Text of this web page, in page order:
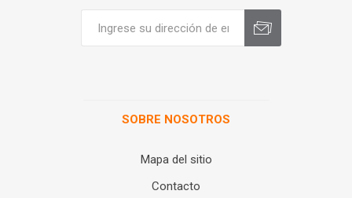
SOBRE NOSOTROS
Mapa del sitio
Contacto